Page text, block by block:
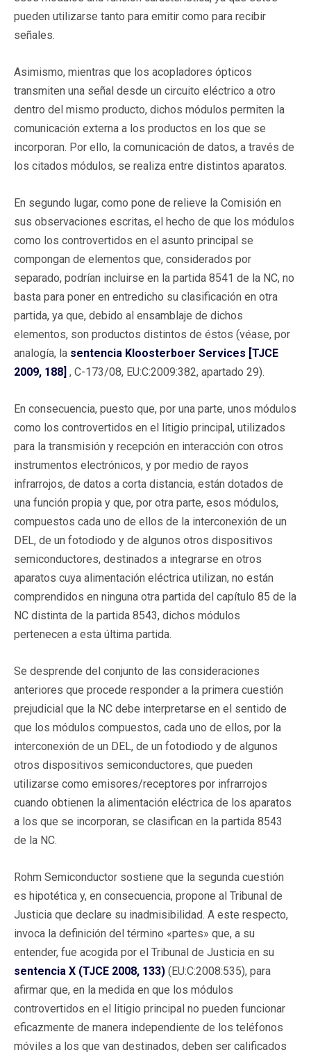
pueden utilizarse tanto para emitir como para recibir
señales.
Asimismo, mientras que los acopladores ópticos
transmiten una señal desde un circuito eléctrico a otro
dentro del mismo producto, dichos módulos permiten la
comunicación externa a los productos en los que se
incorporan. Por ello, la comunicación de datos, a través de
los citados módulos, se realiza entre distintos aparatos.
En segundo lugar, como pone de relieve la Comisión en
sus observaciones escritas, el hecho de que los módulos
como los controvertidos en el asunto principal se
compongan de elementos que, considerados por
separado, podrían incluirse en la partida 8541 de la NC, no
basta para poner en entredicho su clasificación en otra
partida, ya que, debido al ensamblaje de dichos
elementos, son productos distintos de éstos (véase, por
analogía, la sentencia Kloosterboer Services [TJCE
2009, 188] , C-173/08, EU:C:2009:382, apartado 29).
En consecuencia, puesto que, por una parte, unos módulos
como los controvertidos en el litigio principal, utilizados
para la transmisión y recepción en interacción con otros
instrumentos electrónicos, y por medio de rayos
infrarrojos, de datos a corta distancia, están dotados de
una función propia y que, por otra parte, esos módulos,
compuestos cada uno de ellos de la interconexión de un
DEL, de un fotodiodo y de algunos otros dispositivos
semiconductores, destinados a integrarse en otros
aparatos cuya alimentación eléctrica utilizan, no están
comprendidos en ninguna otra partida del capítulo 85 de la
NC distinta de la partida 8543, dichos módulos
pertenecen a esta última partida.
Se desprende del conjunto de las consideraciones
anteriores que procede responder a la primera cuestión
prejudicial que la NC debe interpretarse en el sentido de
que los módulos compuestos, cada uno de ellos, por la
interconexión de un DEL, de un fotodiodo y de algunos
otros dispositivos semiconductores, que pueden
utilizarse como emisores/receptores por infrarrojos
cuando obtienen la alimentación eléctrica de los aparatos
a los que se incorporan, se clasifican en la partida 8543
de la NC.
Rohm Semiconductor sostiene que la segunda cuestión
es hipotética y, en consecuencia, propone al Tribunal de
Justicia que declare su inadmisibilidad. A este respecto,
invoca la definición del término «partes» que, a su
entender, fue acogida por el Tribunal de Justicia en su
sentencia X (TJCE 2008, 133) (EU:C:2008:535), para
afirmar que, en la medida en que los módulos
controvertidos en el litigio principal no pueden funcionar
eficazmente de manera independiente de los teléfonos
móviles a los que van destinados, deben ser calificados